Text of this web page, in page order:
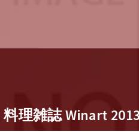
料理雑誌 Winart